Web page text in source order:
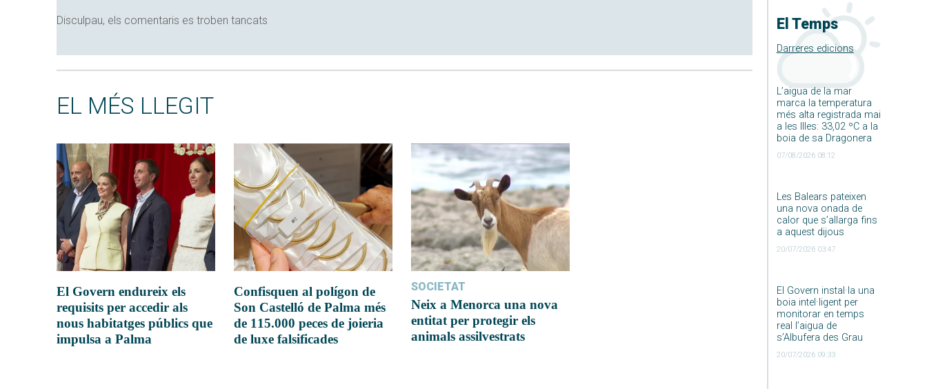
El Temps
Darreres edicions
L’aigua de la mar
marca la temperatura
més alta registrada mai
a les Illes: 33,02 ºC a la
boia de sa Dragonera
07/08/2026 08:12
Les Balears pateixen
una nova onada de
calor que s’allarga fins
a aquest dijous
20/07/2026 03:47
El Govern instal·la una
boia intel·ligent per
monitorar en temps
real l’aigua de
s’Albufera des Grau
20/07/2026 09:33
Disculpau, els comentaris es troben tancats
EL MÉS LLEGIT
El Govern endureix els
requisits per accedir als
nous habitatges públics que
impulsa a Palma
Confisquen al polígon de
Son Castelló de Palma més
de 115.000 peces de joieria
de luxe falsificades
SOCIETAT
Neix a Menorca una nova
entitat per protegir els
animals assilvestrats